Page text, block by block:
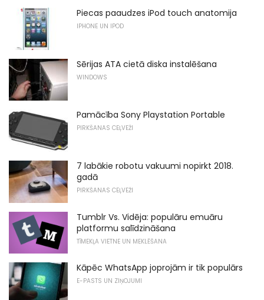
Piecas paaudzes iPod touch anatomija
IPHONE UN IPOD
Sērijas ATA cietā diska instalēšana
WINDOWS
Pamācība Sony Playstation Portable
PIRKŠANAS CEĻVEŽI
7 labākie robotu vakuumi nopirkt 2018.
gadā
PIRKŠANAS CEĻVEŽI
Tumblr Vs. Vidēja: populāru emuāru
platformu salīdzināšana
TĪMEKĻA VIETNE UN MEKLĒŠANA
Kāpēc WhatsApp joprojām ir tik populārs
E-PASTS UN ZIŅOJUMI